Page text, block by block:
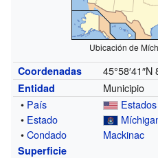
Ubicación de
Coordenadas 45°58′41″N
Entidad
Municipio
• País
• Estado
•Condado Mackinac
Superficie